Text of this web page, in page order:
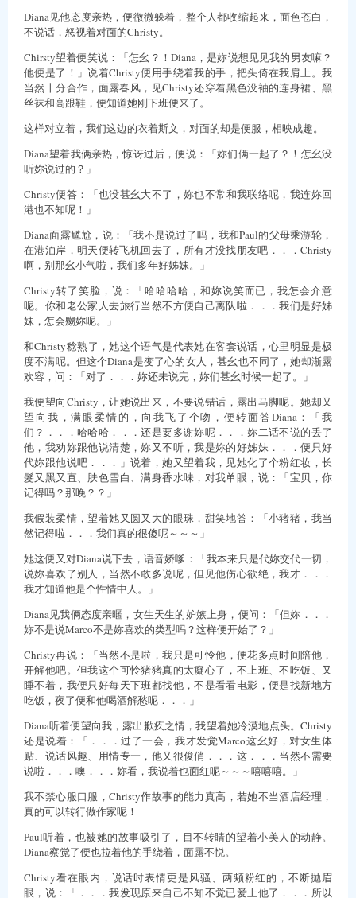
Diana见他态度亲热，便微微躲着，整个人都收缩起来，面色苍白，
不说话，怒视着对面的Christy。
Chirsty望着便笑说：「怎幺？！Diana，是妳说想见见我的男友嘛？
他便是了！」说着Christy便用手绕着我的手，把头倚在我肩上。我
当然十分合作，面露春风，见Christy还穿着黑色没袖的连身裙、黑
丝袜和高跟鞋，便知道她刚下班便来了。
这样对立着，我们这边的衣着斯文，对面的却是便服，相映成趣。
Diana望着我俩亲热，惊讶过后，便说：「妳们俩一起了？！怎幺没
听妳说过的？」
Christy便答：「也没甚幺大不了，妳也不常和我联络呢，我连妳回
港也不知呢！」
Diana面露尴尬，说：「我不是说过了吗，我和Paul的父母乘游轮，
在港泊岸，明天便转飞机回去了，所有才没找朋友吧．．．Christy
啊，别那幺小气啦，我们多年好姊妹。」
Christy转了笑脸，说：「哈哈哈哈，和妳说笑而已，我怎会介意
呢。你和老公家人去旅行当然不方便自己离队啦．．．我们是好姊
妹，怎会嬲妳呢。」
和Christy稔熟了，她这个语气是代表她在客套说话，心里明显是极
度不满呢。但这个Diana是变了心的女人，甚幺也不同了，她却渐露
欢容，问：「对了．．．妳还未说完，妳们甚幺时候一起了。」
我便望向Christy，让她说出来，不要说错话，露出马脚呢。她却又
望向我，满眼柔情的，向我飞了个吻，便转面答Diana：「我
们？．．．哈哈哈．．．还是要多谢妳呢．．．妳二话不说的丢了
他，我劝妳跟他说清楚，妳又不听，我是妳的好姊妹．．．便只好
代妳跟他说吧．．．」说着，她又望着我，见她化了个粉红妆，长
髮又黑又直、肤色雪白、满身香水味，对我单眼，说：「宝贝，你
记得吗？那晚？？」
我假装柔情，望着她又圆又大的眼珠，甜笑地答：「小猪猪，我当
然记得啦．．．我们真的很傻呢～～～」
她这便又对Diana说下去，语音娇嗲：「我本来只是代妳交代一切，
说妳喜欢了别人，当然不敢多说呢，但见他伤心欲绝，我才．．．
我才知道他是个性情中人。」
Diana见我俩态度亲暱，女生天生的妒嫉上身，便问：「但妳．．．
妳不是说Marco不是妳喜欢的类型吗？这样便开始了？」
Christy再说：「当然不是啦，我只是可怜他，便花多点时间陪他，
开解他吧。但我这个可怜猪猪真的太癡心了，不上班、不吃饭、又
睡不着，我便只好每天下班都找他，不是看看电影，便是找新地方
吃饭，夜了便和他喝酒解愁呢．．．」
Diana听着便望向我，露出歉疚之情，我望着她冷漠地点头。Christy
还是说着：「．．．过了一会，我才发觉Marco这幺好，对女生体
贴、说话风趣、用情专一，他又很俊俏．．．这．．．当然不需要
说啦．．．噢．．．妳看，我说着也面红呢～～～嘻嘻嘻。」
我不禁心服口服，Christy作故事的能力真高，若她不当酒店经理，
真的可以转行做作家呢！
Paul听着，也被她的故事吸引了，目不转睛的望着小美人的动静。
Diana察觉了便也拉着他的手绕着，面露不悦。
Christy看在眼内，说话时表情更是风骚、两颊粉红的，不断抛眉
眼，说：「．．．我发现原来自己不知不觉已爱上他了．．．所以